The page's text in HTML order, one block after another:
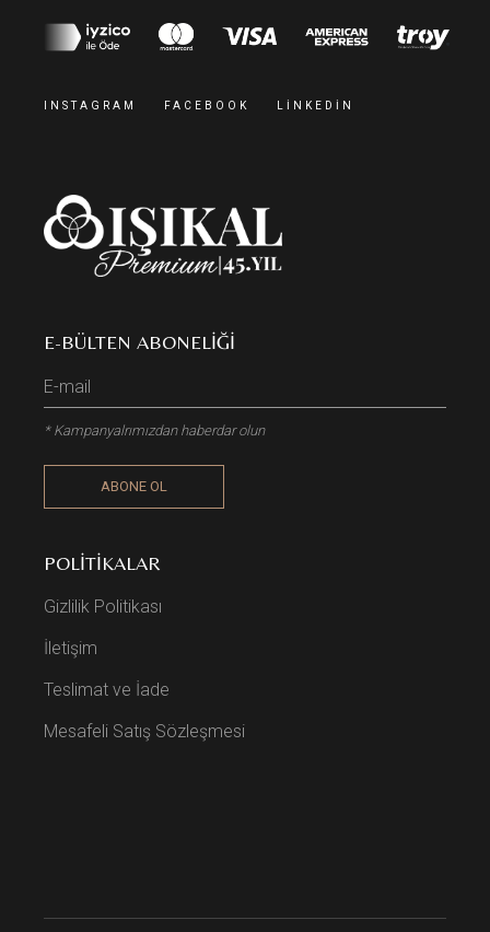
INSTAGRAM FACEBOOK LINKEDIN
E-BÜLTEN ABONELIĞI
* Kampanyalrımızdan haberdar olun
ABONE OL
POLITIKALAR
Gizlilik Politikası
İletişim
Teslimat ve İade
Mesafeli Satış Sözleşmesi